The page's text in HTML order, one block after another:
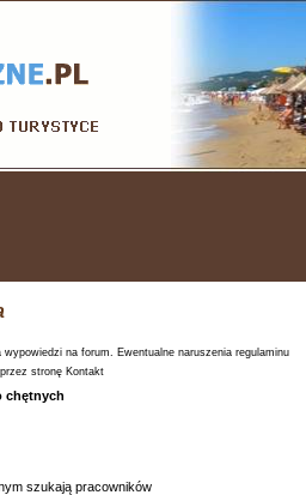
na forum. Ewentualne naruszenia regulaminu
stronę Kontakt
chętnych
szukają pracowników